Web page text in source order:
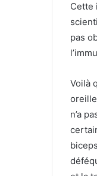
Cette
pas
Voilà
n’a